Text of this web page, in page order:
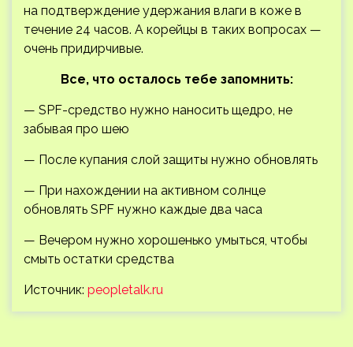
на подтверждение удержания влаги в коже в
течение 24 часов. А корейцы в таких вопросах —
очень придирчивые.
Все, что осталось тебе запомнить:
— SPF-средство нужно наносить щедро, не
забывая про шею
— После купания слой защиты нужно обновлять
— При нахождении на активном солнце
обновлять SPF нужно каждые два часа
— Вечером нужно хорошенько умыться, чтобы
смыть остатки средства
Источник: peopletalk.ru